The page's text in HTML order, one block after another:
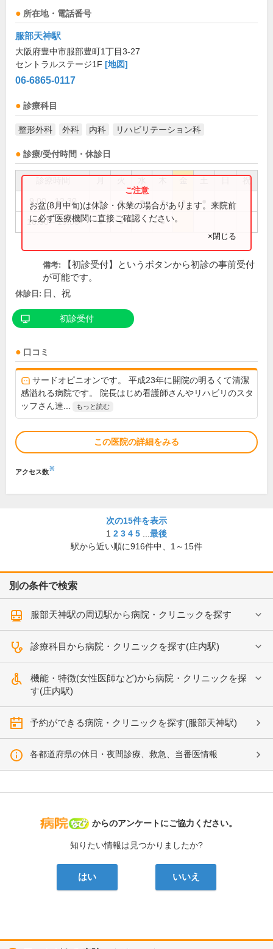
所在地・電話番号
服部天神駅
大阪府豊中市服部豊町1丁目3-27
セントラルステージ1F [地図]
06-6865-0117
診療科目
整形外科 外科 内科 リハビリテーション科
診療/受付時間・休診日
祝
9:00～12:30 ● ● ● ● ●
16:00～19:00 ● ● ●
お盆(8月中旬)は休診・休業の場合があります。来院前
に必ず医療機関に直接ご確認ください。
×閉じる
備考:
【初診受付】というボタンから初診の事前受付
が可能です。
休診日: 日、祝
初診受付
口コミ
サードオピニオンです。 平成23年に開院の明るくて清潔
感溢れる病院です。 院長はじめ看護師さんやリハビリのスタ
ッフさん達...
もっと読む
この医院の詳細をみる
アクセス数※
次の15件を表示
1 2 3 4 5
最後
駅から近い順に916件中、 1～15件
別の条件で検索
服部天神駅の周辺駅から病院・クリニックを探す
診療科目から病院・クリニックを探す(庄内駅)
機能・特徴(女性医師など)から病院・クリニックを探
す(庄内駅)
予約ができる病院・クリニックを探す(服部天神駅)
各都道府県の休日・夜間診療、救急、当番医情報
病院なび
からのアンケートにご協力ください。
知りたい情報は見つかりましたか?
はい いいえ